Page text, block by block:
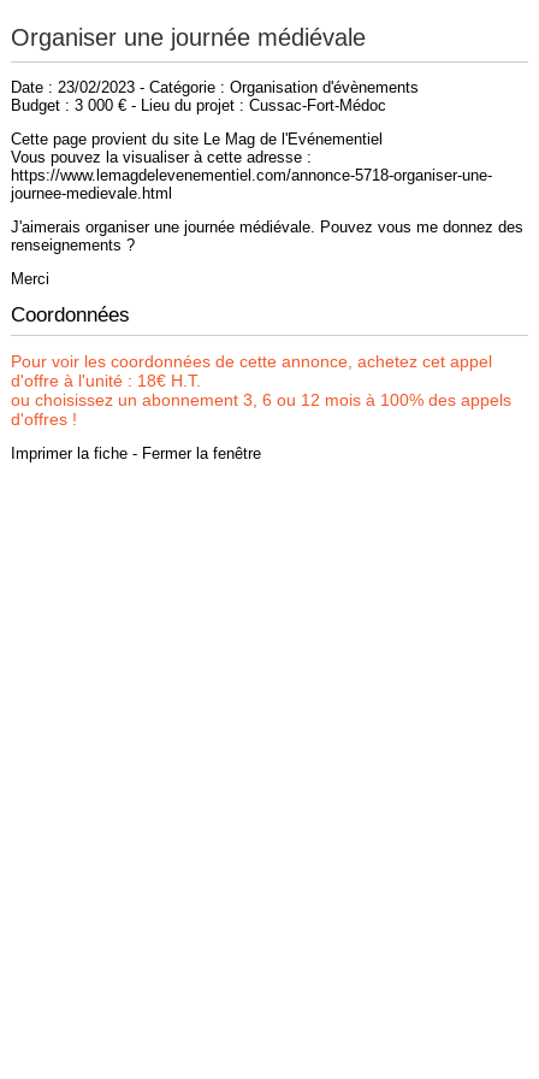
Organiser une journée médiévale
Date : 23/02/2023 - Catégorie : Organisation d'évènements
Budget : 3 000 € - Lieu du projet : Cussac-Fort-Médoc
Cette page provient du site Le Mag de l'Evénementiel
Vous pouvez la visualiser à cette adresse :
https://www.lemagdelevenementiel.com/annonce-5718-organiser-une-
journee-medievale.html
J'aimerais organiser une journée médiévale. Pouvez vous me donnez des
renseignements ?
Merci
Coordonnées
Pour voir les coordonnées de cette annonce, achetez cet appel
d'offre à l'unité : 18€ H.T.
ou choisissez un abonnement 3, 6 ou 12 mois à 100% des appels
d'offres !
Imprimer la fiche- Fermer la fenêtre